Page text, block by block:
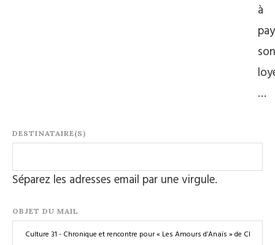
à
son
…
DESTINATAIRE(S)
Séparez les adresses email par une virgule.
OBJET DU MAIL